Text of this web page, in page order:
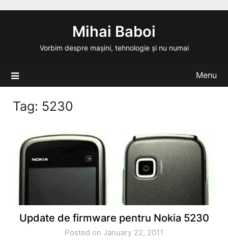
Mihai Baboi
Vorbim despre mașini, tehnologie și nu numai
Menu
Tag: 5230
Update de firmware pentru Nokia 5230
Posted on January 22, 2011